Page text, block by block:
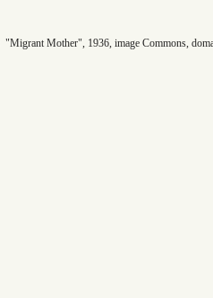
"Migrant Mother", 1936, image Commons,